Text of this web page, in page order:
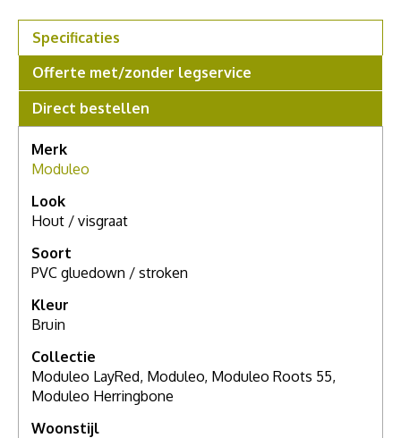
huishoudelijk en project gebruik. De Moduleo Roots 55
PVC Herringbone collectie is geschikt voor
vloerverwarming en is geluiddempend. De Roots 55
Herringbone Lifelike Texture collectie van Moduleo is zo
levendig en divers als de natuur zelf.
Specificaties
Offerte met/zonder legservice
Direct bestellen
Merk
Moduleo
Look
Hout / visgraat
Soort
PVC gluedown / stroken
Kleur
Bruin
Collectie
Moduleo LayRed, Moduleo, Moduleo Roots 55,
Moduleo Herringbone
Woonstijl